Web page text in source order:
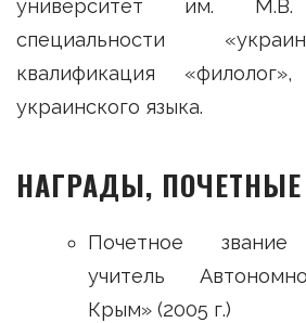
университет им.
специальности
квалификация «филолог»,
украинского языка.
НАГРАДЫ,
Почетное звание
учитель
Крым» (2005 г.)